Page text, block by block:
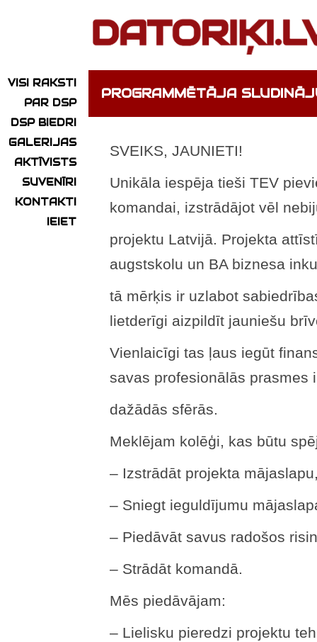
VISI RAKSTI
PAR DSP
DSP BIEDRI
GALERIJAS
AKTĪVISTS
SUVENĪRI
KONTAKTI
IEIET
PROGRAMMĒTĀJA
SVEIKS, JAUNIETI!
Unikāla iespēja tieši TEV
komandai, izstrādājot vēl
projektu Latvijā. Projekta
augstskolu un BA biznesa
tā mērķis ir uzlabot
lietderīgi aizpildīt jauniešu
Vienlaicīgi tas ļaus iegūt
savas profesionālās prasmes
dažādās sfērās.
Meklējam kolēģi, kas būtu
– Izstrādāt projekta
– Sniegt ieguldījumu
– Piedāvāt savus radošos
– Strādāt komandā.
Mēs piedāvājam:
– Lielisku pieredzi projektu